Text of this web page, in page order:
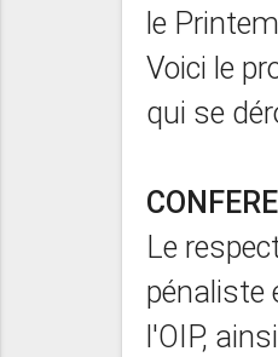
le
Voici le
qui se
Le
pénaliste
l'OIP,